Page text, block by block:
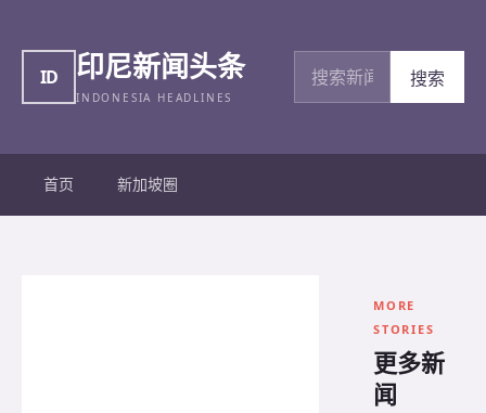
ID 印尼新闻头条
INDONESIA HEADLINES
搜索新闻
搜索
首页 新加坡圈
MORE
STORIES
更多新
闻